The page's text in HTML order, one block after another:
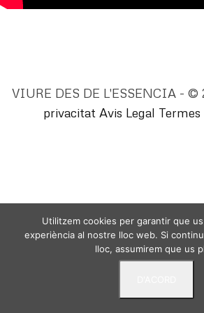
VIURE DES DE L'ESSENCIA - ©
privacitat Avis Legal
Utilitzem cookies per garantir que
experiència al nostre lloc web. Si
lloc, assumirem que us